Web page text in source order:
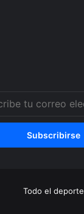
Todo el deporte